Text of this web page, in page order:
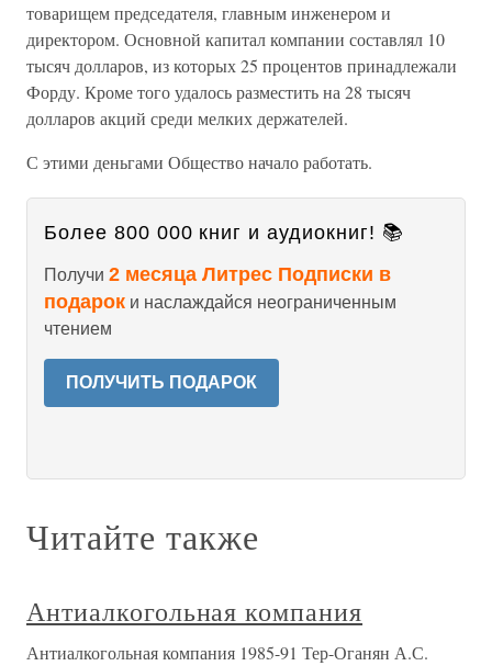
товарищем председателя, главным инженером и
директором. Основной капитал компании составлял 10
тысяч долларов, из которых 25 процентов принадлежали
Форду. Кроме того удалось разместить на 28 тысяч
долларов акций среди мелких держателей.
С этими деньгами Общество начало работать.
Более 800 000 книг и аудиокниг! 📚
Получи 2 месяца Литрес Подписки в
подарок и наслаждайся неограниченным
чтением
ПОЛУЧИТЬ ПОДАРОК
Читайте также
Антиалкогольная компания
Антиалкогольная компания 1985-91 Тер-Оганян А.С.